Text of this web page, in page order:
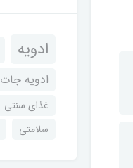
ادویه
ادویه جات
غذای سنتی
سلامتی